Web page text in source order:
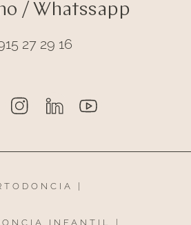
/ Whatssapp
27 29 16
|
INFANTIL